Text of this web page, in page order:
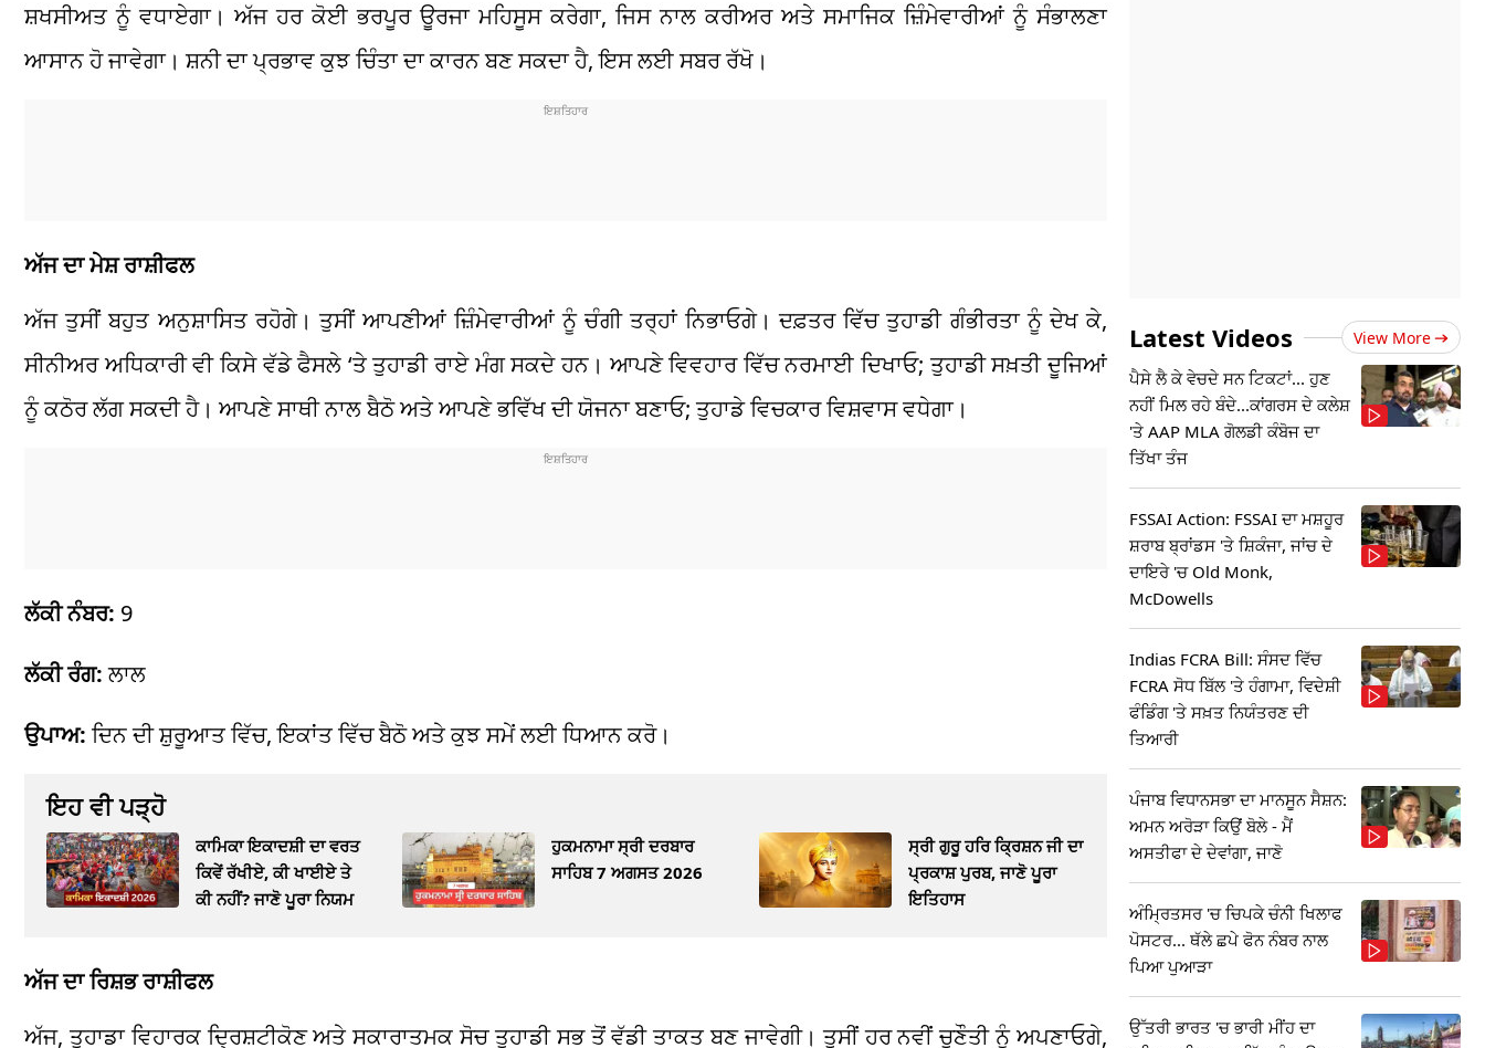
ਸ਼ਖਸੀਅਤ ਨੂੰ ਵਧਾਏਗਾ। ਅੱਜ ਹਰ ਕੋਈ ਭਰਪੂਰ ਊਰਜਾ ਮਹਿਸੂਸ ਕਰੇਗਾ, ਜਿਸ ਨਾਲ ਕਰੀਅਰ ਅਤੇ ਸਮਾਜਿਕ ਜ਼ਿੰਮੇਵਾਰੀਆਂ ਨੂੰ ਸੰਭਾਲਣਾ
ਆਸਾਨ ਹੋ ਜਾਵੇਗਾ। ਸ਼ਨੀ ਦਾ ਪ੍ਰਭਾਵ ਕੁਝ ਚਿੰਤਾ ਦਾ ਕਾਰਨ ਬਣ ਸਕਦਾ ਹੈ, ਇਸ ਲਈ ਸਬਰ ਰੱਖੋ।
ਅੱਜ ਦਾ ਮੇਸ਼ ਰਾਸ਼ੀਫਲ
ਅੱਜ ਤੁਸੀਂ ਬਹੁਤ ਅਨੁਸ਼ਾਸਿਤ ਰਹੋਗੇ। ਤੁਸੀਂ ਆਪਣੀਆਂ ਜ਼ਿੰਮੇਵਾਰੀਆਂ ਨੂੰ ਚੰਗੀ ਤਰ੍ਹਾਂ ਨਿਭਾਓਗੇ। ਦਫ਼ਤਰ ਵਿੱਚ ਤੁਹਾਡੀ ਗੰਭੀਰਤਾ ਨੂੰ ਦੇਖ ਕੇ,
ਸੀਨੀਅਰ ਅਧਿਕਾਰੀ ਵੀ ਕਿਸੇ ਵੱਡੇ ਫੈਸਲੇ ‘ਤੇ ਤੁਹਾਡੀ ਰਾਏ ਮੰਗ ਸਕਦੇ ਹਨ। ਆਪਣੇ ਵਿਵਹਾਰ ਵਿੱਚ ਨਰਮਾਈ ਦਿਖਾਓ; ਤੁਹਾਡੀ ਸਖ਼ਤੀ ਦੂਜਿਆਂ
ਨੂੰ ਕਠੋਰ ਲੱਗ ਸਕਦੀ ਹੈ। ਆਪਣੇ ਸਾਥੀ ਨਾਲ ਬੈਠੋ ਅਤੇ ਆਪਣੇ ਭਵਿੱਖ ਦੀ ਯੋਜਨਾ ਬਣਾਓ; ਤੁਹਾਡੇ ਵਿਚਕਾਰ ਵਿਸ਼ਵਾਸ ਵਧੇਗਾ।
ਲੱਕੀ ਨੰਬਰ: 9
ਲੱਕੀ ਰੰਗ:ਲਾਲ
ਉਪਾਅ: ਦਿਨ ਦੀ ਸ਼ੁਰੂਆਤ ਵਿੱਚ, ਇਕਾਂਤ ਵਿੱਚ ਬੈਠੋ ਅਤੇ ਕੁਝ ਸਮੇਂ ਲਈ ਧਿਆਨ ਕਰੋ।
ਇਹ ਵੀ ਪੜ੍ਹੋ
ਕਾਮਿਕਾ ਇਕਾਦਸ਼ੀ ਦਾ ਵਰਤ
ਕਿਵੇਂ ਰੱਖੀਏ, ਕੀ ਖਾਈਏ ਤੇ
ਕੀ ਨਹੀਂ? ਜਾਣੋ ਪੂਰਾ ਨਿਯਮ
ਹੁਕਮਨਾਮਾ ਸ੍ਰੀ ਦਰਬਾਰ
ਸਾਹਿਬ 7 ਅਗਸਤ 2026
ਸ੍ਰੀ ਗੁਰੂ ਹਰਿ ਕ੍ਰਿਸ਼ਨ ਜੀ ਦਾ
ਪ੍ਰਕਾਸ਼ ਪੁਰਬ, ਜਾਣੋ ਪੂਰਾ
ਇਤਿਹਾਸ
ਅੱਜ ਦਾ ਰਿਸ਼ਭ ਰਾਸ਼ੀਫਲ
ਅੱਜ, ਤੁਹਾਡਾ ਵਿਹਾਰਕ ਦ੍ਰਿਸ਼ਟੀਕੋਣ ਅਤੇ ਸਕਾਰਾਤਮਕ ਸੋਚ ਤੁਹਾਡੀ ਸਭ ਤੋਂ ਵੱਡੀ ਤਾਕਤ ਬਣ ਜਾਵੇਗੀ। ਤੁਸੀਂ ਹਰ ਨਵੀਂ ਚੁਣੌਤੀ ਨੂੰ ਅਪਣਾਓਗੇ,
Latest Videos View More
ਪੈਸੇ ਲੈ ਕੇ ਵੇਚਦੇ ਸਨ ਟਿਕਟਾਂ... ਹੁਣ
ਨਹੀਂ ਮਿਲ ਰਹੇ ਬੰਦੇ...ਕਾਂਗਰਸ ਦੇ ਕਲੇਸ਼
'ਤੇ AAP MLA ਗੋਲਡੀ ਕੰਬੋਜ ਦਾ
ਤਿੱਖਾ ਤੰਜ
FSSAI Action: FSSAI ਦਾ ਮਸ਼ਹੂਰ
ਸ਼ਰਾਬ ਬ੍ਰਾਂਡਸ 'ਤੇ ਸ਼ਿਕੰਜਾ, ਜਾਂਚ ਦੇ
ਦਾਇਰੇ 'ਚ Old Monk,
McDowells
Indias FCRA Bill: ਸੰਸਦ ਵਿੱਚ
FCRA ਸੋਧ ਬਿੱਲ 'ਤੇ ਹੰਗਾਮਾ, ਵਿਦੇਸ਼ੀ
ਫੰਡਿੰਗ 'ਤੇ ਸਖ਼ਤ ਨਿਯੰਤਰਣ ਦੀ
ਤਿਆਰੀ
ਪੰਜਾਬ ਵਿਧਾਨਸਭਾ ਦਾ ਮਾਨਸੂਨ ਸੈਸ਼ਨ:
ਅਮਨ ਅਰੋੜਾ ਕਿਉਂ ਬੋਲੇ - ਮੈਂ
ਅਸਤੀਫਾ ਦੇ ਦੇਵਾਂਗਾ, ਜਾਣੋ
ਅੰਮ੍ਰਿਤਸਰ 'ਚ ਚਿਪਕੇ ਚੰਨੀ ਖਿਲਾਫ
ਪੋਸਟਰ... ਥੱਲੇ ਛਪੇ ਫੋਨ ਨੰਬਰ ਨਾਲ
ਪਿਆ ਪੁਆੜਾ
ਉੱਤਰੀ ਭਾਰਤ 'ਚ ਭਾਰੀ ਮੀਂਹ ਦਾ